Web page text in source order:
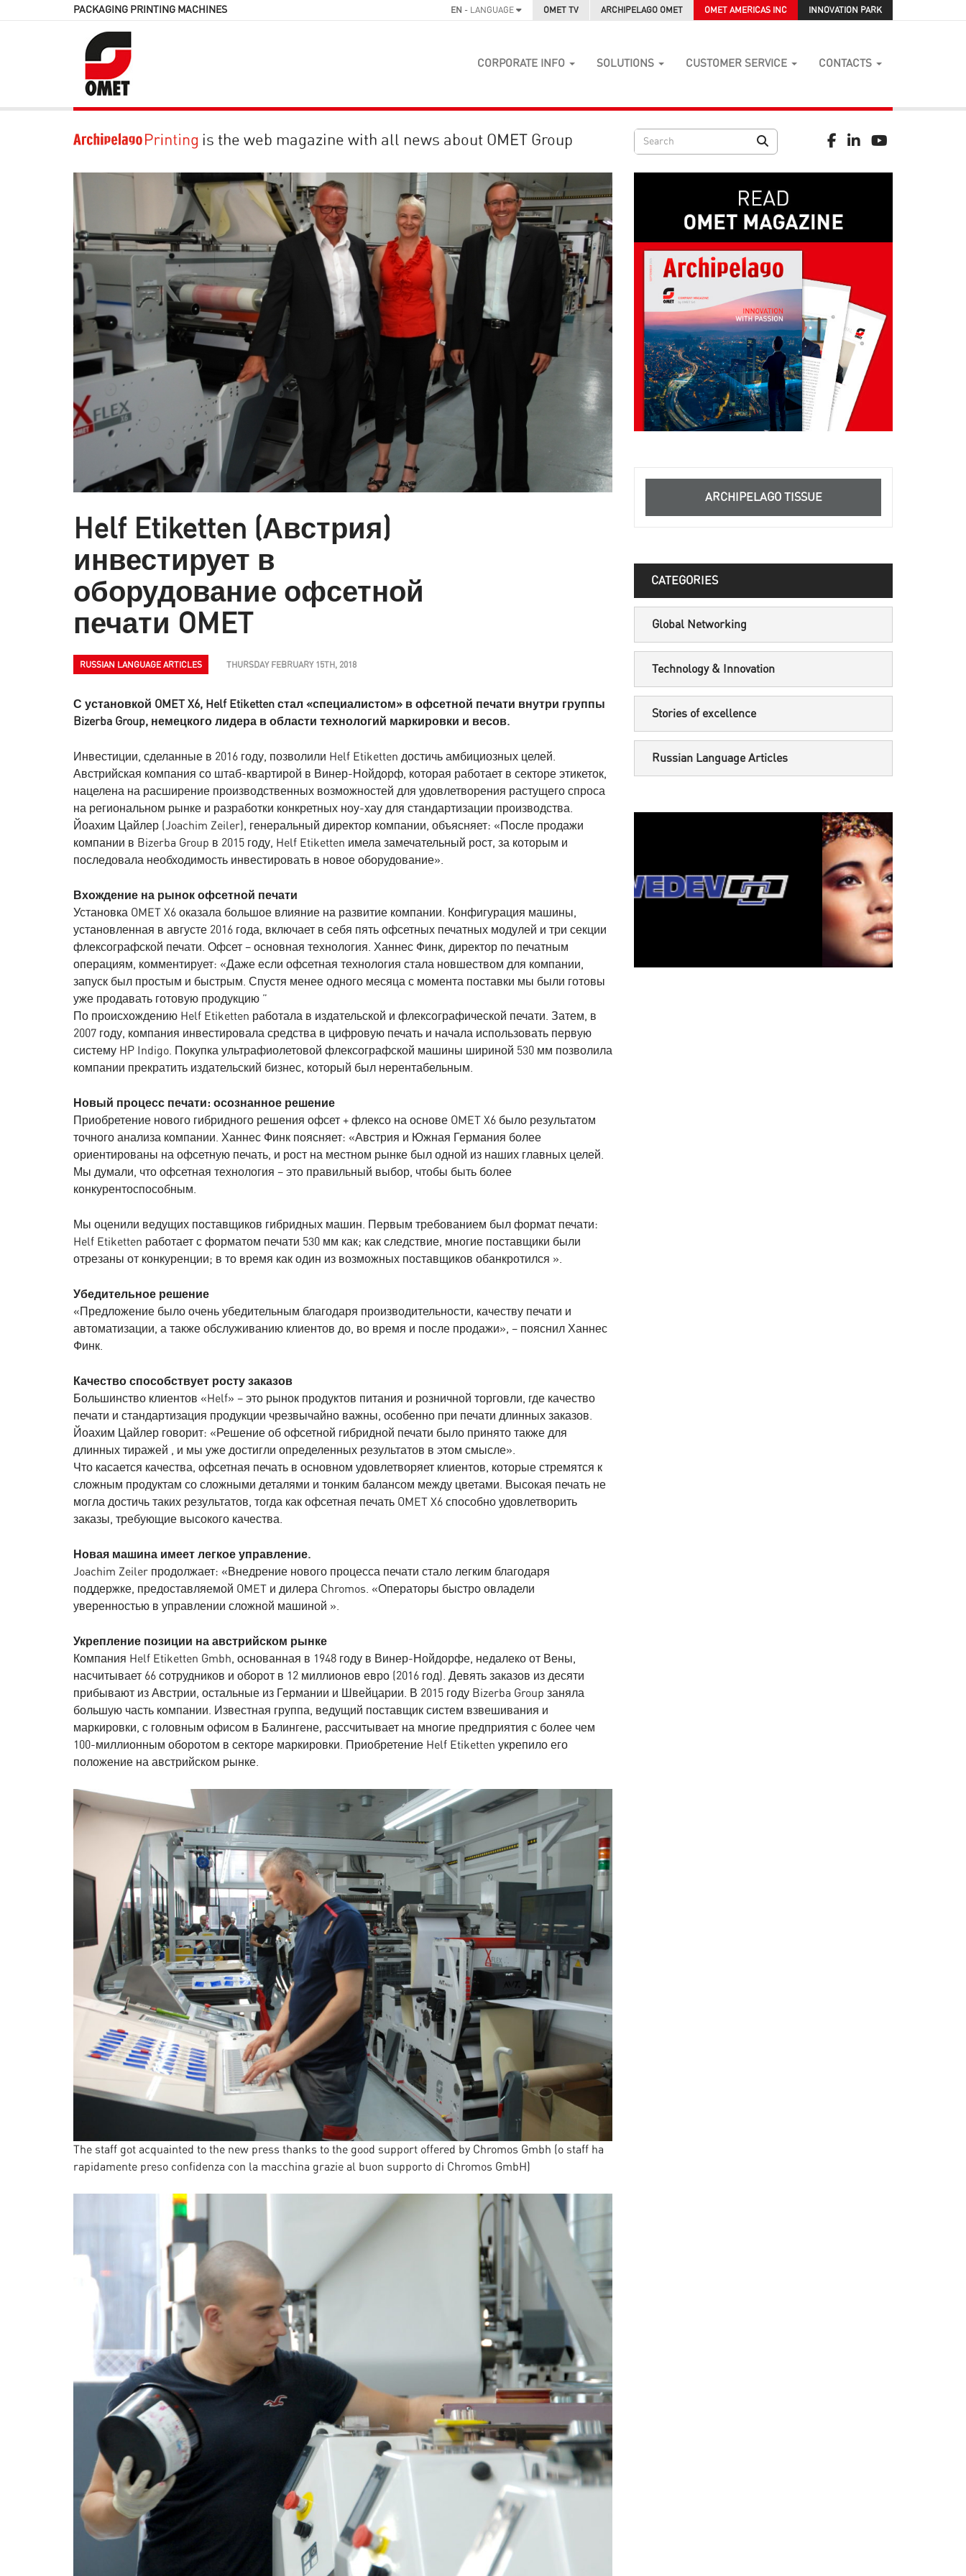
PACKAGING PRINTING MACHINES EN - LANGUAGE OMET TV ARCHIPELAGO OMET OMET AMERICAS INC INNOVATION PARK
CORPORATE INFO SOLUTIONS CUSTOMER SERVICE CONTACTS
is the web magazine with all news about OMET Group
Helf Etiketten (Австрия)
инвестирует в
оборудование офсетной
печати OMET
RUSSIAN LANGUAGE ARTICLES THURSDAY FEBRUARY 15TH, 2018
С установкой OMET X6, Helf Etiketten стал «специалистом» в офсетной печати внутри группы
Bizerba Group, немецкого лидера в области технологий маркировки и весов.
Инвестиции, сделанные в 2016 году, позволили Helf Etiketten достичь амбициозных целей.
Австрийская компания со штаб-квартирой в Винер-Нойдорф, которая работает в секторе этикеток,
нацелена на расширение производственных возможностей для удовлетворения растущего спроса
на региональном рынке и разработки конкретных ноу-хау для стандартизации производства.
Йоахим Цайлер (Joachim Zeiler), генеральный директор компании, объясняет: «После продажи
компании в Bizerba Group в 2015 году, Helf Etiketten имела замечательный рост, за которым и
последовала необходимость инвестировать в новое оборудование».
Вхождение на рынок офсетной печати
Установка OMET X6 оказала большое влияние на развитие компании. Конфигурация машины,
установленная в августе 2016 года, включает в себя пять офсетных печатных модулей и три секции
флексографской печати. Офсет – основная технология. Ханнес Финк, директор по печатным
операциям, комментирует: «Даже если офсетная технология стала новшеством для компании,
запуск был простым и быстрым. Спустя менее одного месяца с момента поставки мы были готовы
уже продавать готовую продукцию ”
По происхождению Helf Etiketten работала в издательской и флексографической печати. Затем, в
2007 году, компания инвестировала средства в цифровую печать и начала использовать первую
систему HP Indigo. Покупка ультрафиолетовой флексографской машины шириной 530 мм позволила
компании прекратить издательский бизнес, который был нерентабельным.
Новый процесс печати: осознанное решение
Приобретение нового гибридного решения офсет + флексо на основе OMET X6 было результатом
точного анализа компании. Ханнес Финк поясняет: «Австрия и Южная Германия более
ориентированы на офсетную печать, и рост на местном рынке был одной из наших главных целей.
Мы думали, что офсетная технология – это правильный выбор, чтобы быть более
конкурентоспособным.
Мы оценили ведущих поставщиков гибридных машин. Первым требованием был формат печати:
Helf Etiketten работает с форматом печати 530 мм как; как следствие, многие поставщики были
отрезаны от конкуренции; в то время как один из возможных поставщиков обанкротился ».
Убедительное решение
«Предложение было очень убедительным благодаря производительности, качеству печати и
автоматизации, а также обслуживанию клиентов до, во время и после продажи», – пояснил Ханнес
Финк.
Качество способствует росту заказов
Большинство клиентов «Helf» – это рынок продуктов питания и розничной торговли, где качество
печати и стандартизация продукции чрезвычайно важны, особенно при печати длинных заказов.
Йоахим Цайлер говорит: «Решение об офсетной гибридной печати было принято также для
длинных тиражей , и мы уже достигли определенных результатов в этом смысле».
Что касается качества, офсетная печать в основном удовлетворяет клиентов, которые стремятся к
сложным продуктам со сложными деталями и тонким балансом между цветами. Высокая печать не
могла достичь таких результатов, тогда как офсетная печать OMET X6 способно удовлетворить
заказы, требующие высокого качества.
Новая машина имеет легкое управление.
Joachim Zeiler продолжает: «Внедрение нового процесса печати стало легким благодаря
поддержке, предоставляемой OMET и дилера Chromos. «Операторы быстро овладели
уверенностью в управлении сложной машиной ».
Укрепление позиции на австрийском рынке
Компания Helf Etiketten Gmbh, основанная в 1948 году в Винер-Нойдорфе, недалеко от Вены,
насчитывает 66 сотрудников и оборот в 12 миллионов евро (2016 год). Девять заказов из десяти
прибывают из Австрии, остальные из Германии и Швейцарии. В 2015 году Bizerba Group заняла
большую часть компании. Известная группа, ведущий поставщик систем взвешивания и
маркировки, с головным офисом в Балингене, рассчитывает на многие предприятия с более чем
100-миллионным оборотом в секторе маркировки. Приобретение Helf Etiketten укрепило его
положение на австрийском рынке.
The staff got acquainted to the new press thanks to the good support offered by Chromos Gmbh (o staff ha
rapidamente preso confidenza con la macchina grazie al buon supporto di Chromos GmbH)
ARCHIPELAGO TISSUE
CATEGORIES
Global Networking
Technology & Innovation
Stories of excellence
Russian Language Articles